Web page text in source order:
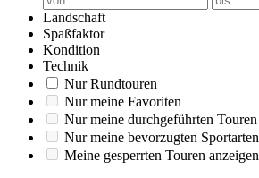
Landschaft
Spaßfaktor
Kondition
Technik
Nur Rundtouren
Nur meine Favoriten
Nur meine durchgeführten Touren
Nur meine bevorzugten Sportarten
Meine gesperrten Touren anzeigen